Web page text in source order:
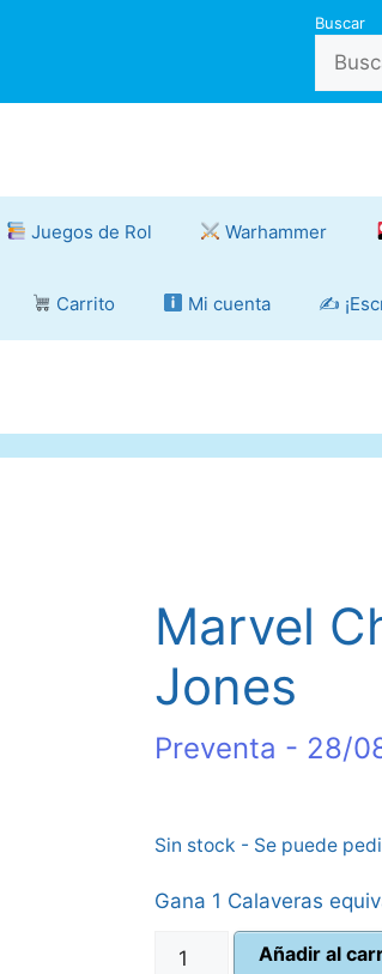
Buscar
Juegos de Rol Warhammer
Carrito Mi cuenta ✍️
Marvel
Jones
Preventa - 28/
Sin stock - Se puede
Gana 1 Calaveras
Marvel
Añadir al